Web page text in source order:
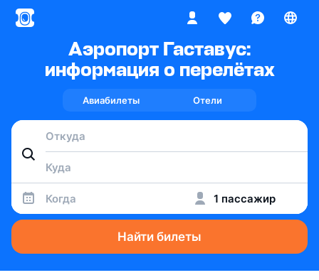
Аэропорт Гаставус:
информация о перелётах
Авиабилеты Отели
Когда 1 пассажир
Найти билеты